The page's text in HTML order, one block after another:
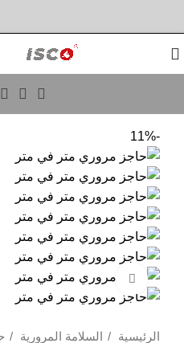
جميع
-11%
Click to enlarge
الرئيسية السلامة المرورية